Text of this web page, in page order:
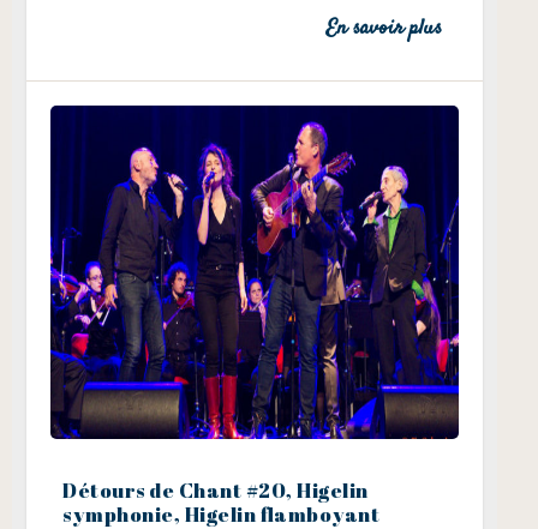
En savoir plus
Détours de Chant #20, Higelin
symphonie, Higelin flamboyant